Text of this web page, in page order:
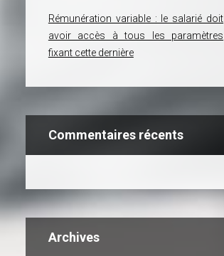
Rémunération variable : le salarié doit
avoir accès à tous les paramètres
fixant cette dernière
Commentaires récents
Archives